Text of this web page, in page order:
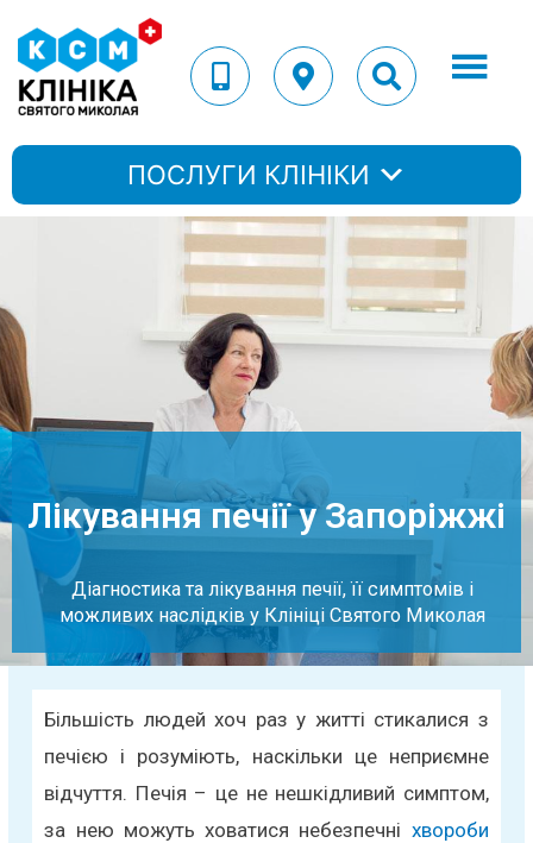
ПОСЛУГИ КЛІНІКИ
Лікування печії у Запоріжжі
Діагностика та лікування печії, її симптомів і
можливих наслідків у Клініці Святого Миколая
Більшість людей хоч раз у житті стикалися з
печією і розуміють, наскільки це неприємне
відчуття. Печія – це не нешкідливий симптом,
за нею можуть ховатися небезпечні хвороби